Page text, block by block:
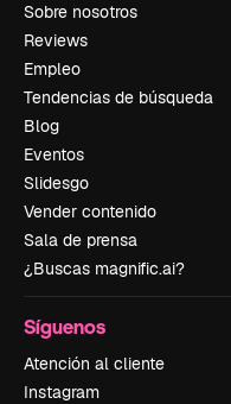
Sobre nosotros
Reviews
Empleo
Tendencias de búsqueda
Blog
Eventos
Slidesgo
Vender contenido
Sala de prensa
¿Buscas magnific.ai?
Síguenos
Atención al cliente
Instagram